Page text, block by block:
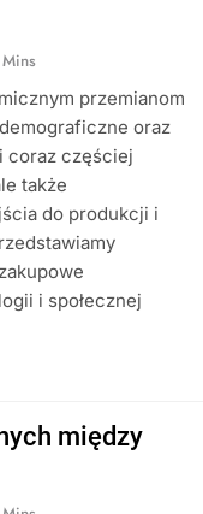
przemianom
oraz
coraz częściej
także
do produkcji i
i społecznej
między